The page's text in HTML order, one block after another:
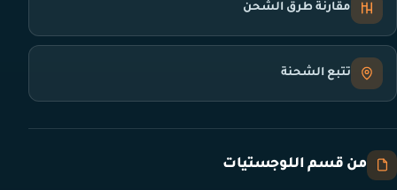
مقارنة طرق الشحن
تتبع الشحنة
من قسم اللوجستيات